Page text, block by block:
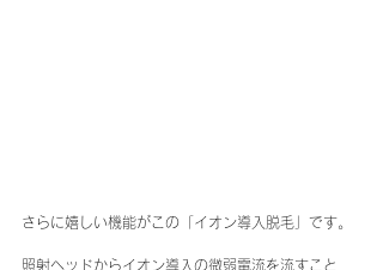
さらに嬉しい機能がこの「イオン導入脱毛」です。
照射ヘッドからイオン導入の微弱電流を流すこと